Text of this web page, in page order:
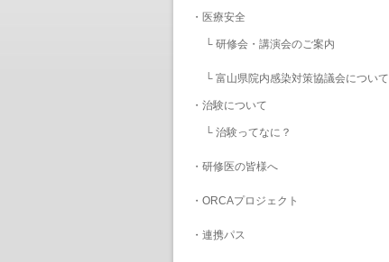
・ 医療安全
└ 研修会・講演会のご案内
└ 富山県院内感染対策協議会について
・ 治験について
└ 治験ってなに？
・ 研修医の皆様へ
・ ORCAプロジェクト
・ 連携パス